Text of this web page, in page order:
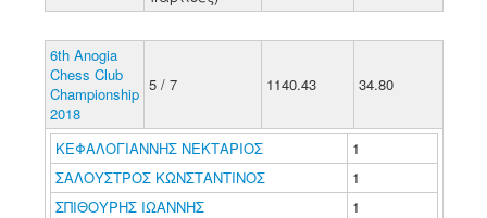
6th Anogia
Chess Club
Championship
2018
5 / 7 1140.43 34.80
ΚΕΦΑΛΟΓΙΑΝΝΗΣ ΝΕΚΤΑΡΙΟΣ
1
ΣΑΛΟΥΣΤΡΟΣ ΚΩΝΣΤΑΝΤΙΝΟΣ
1
ΣΠΙΘΟΥΡΗΣ ΙΩΑΝΝΗΣ
1